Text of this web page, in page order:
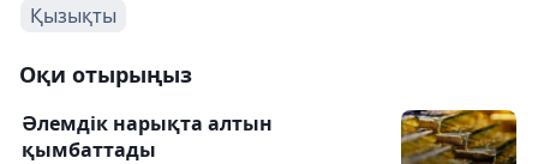
Қызықты
Оқи отырыңыз
Әлемдік нарықта алтын
қымбаттады